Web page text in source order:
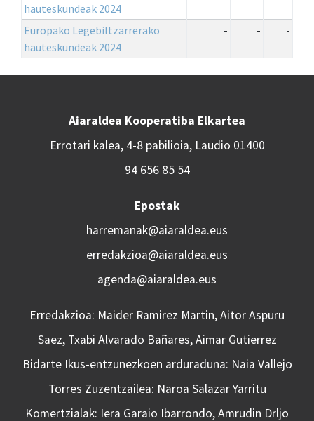
hauteskundeak 2024
Europako Legebiltzarrerako
hauteskundeak 2024
- - -
Aiaraldea Kooperatiba Elkartea
Errotari kalea, 4-8 pabilioia, Laudio 01400
94 656 85 54
Epostak
harremanak@aiaraldea.eus
erredakzioa@aiaraldea.eus
agenda@aiaraldea.eus
Erredakzioa: Maider Ramirez Martin, Aitor Aspuru
Saez, Txabi Alvarado Bañares, Aimar Gutierrez
Bidarte Ikus-entzunezkoen arduraduna: Naia Vallejo
Torres Zuzentzailea: Naroa Salazar Yarritu
Komertzialak: Iera Garaio Ibarrondo, Amrudin Drljo